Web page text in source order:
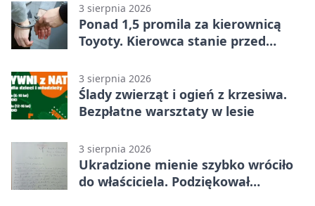
3 sierpnia 2026
Ponad 1,5 promila za kierownicą
Toyoty. Kierowca stanie przed
3 sierpnia 2026
Ślady zwierząt i ogień z krzesiwa.
Bezpłatne warsztaty w lesie
3 sierpnia 2026
Ukradzione mienie szybko wróciło
do właściciela. Podziękował